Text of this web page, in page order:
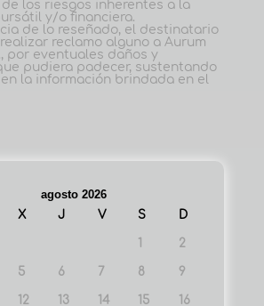
los riesgos inherentes a la
y/o financiera.
de lo reseñado, el destinatario
reclamo alguno a Aurum
por eventuales daños y
pudiera padecer, sustentando
la información brindada en el
agosto 2026
X J V S D
1 2
5 6 7 8 9
12 13 14 15 16